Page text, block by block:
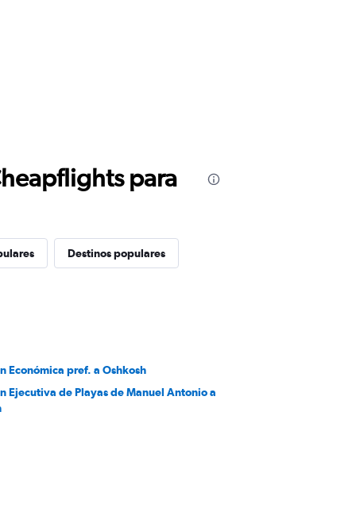
para
Destinos populares
Económica pref. a Oshkosh
Ejecutiva de Playas de Manuel Antonio a